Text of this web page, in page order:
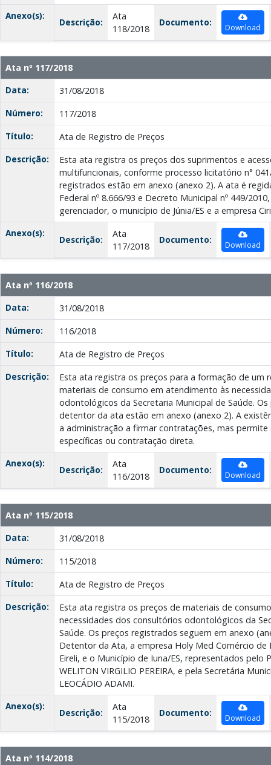
Anexo(s):
Descrição:
Ata
118/2018
Documento: Download
Ata nº 117/2018
Data:
31/08/2018
Número:
117/2018
Título:
Ata de Registro de Preços
Descrição:
Esta ata registra os preços dos suprimentos e
multifuncionais, conforme processo licitatório n°
registrados estão em anexo (anexo 2). A ata é
Federal nº 8.666/93 e Decreto Municipal nº 449/
gerenciador, o município de Júnia/ES e a empresa
Anexo(s):
Descrição:
Ata
117/2018
Documento: Download
Ata nº 116/2018
Data:
31/08/2018
Número:
116/2018
Título:
Ata de Registro de Preços
Descrição:
Esta ata registra os preços para a formação de um
materiais de consumo em atendimento às
odontológicos da Secretaria Municipal de Saúde.
detentor da ata estão em anexo (anexo 2). A
a administração a firmar contratações, mas permite
específicas ou contratação direta.
Anexo(s):
Descrição:
Ata
116/2018
Documento: Download
Ata nº 115/2018
Data:
31/08/2018
Número:
115/2018
Título:
Ata de Registro de Preços
Descrição:
Esta ata registra os preços de materiais de
necessidades dos consultórios odontológicos da
Saúde. Os preços registrados seguem em anexo
Detentor da Ata, a empresa Holy Med Comércio
Eireli, e o Município de Iuna/ES, representados pelo
WELITON VIRGILIO PEREIRA, e pela Secretária
LEOCÁDIO ADAMI.
Anexo(s):
Descrição:
Ata
115/2018
Documento: Download
Ata nº 114/2018